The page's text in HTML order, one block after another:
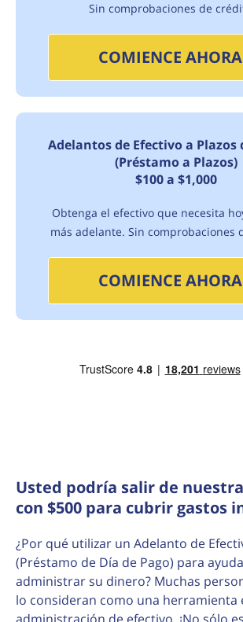
Sin comprobaciones de
COMIENCE AHORA
Adelantos de Efectivo a Plazos
(Préstamo a Plazos)
$100 a $1,000
Obtenga el efectivo que necesita
más adelante. Sin comprobaciones
COMIENCE AHORA
Usted podría salir de
con $500 para cubrir gastos
¿Por qué utilizar un Adelanto de
(Préstamo de Día de Pago) para
administrar su dinero? Muchas
lo consideran como una herramienta